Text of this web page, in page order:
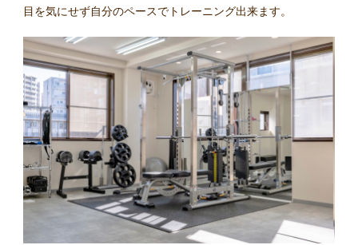
目を気にせず自分のペースでトレーニング出来ます。